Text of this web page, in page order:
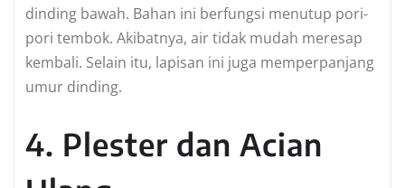
dinding bawah. Bahan ini berfungsi menutup pori-
pori tembok. Akibatnya, air tidak mudah meresap
kembali. Selain itu, lapisan ini juga memperpanjang
umur dinding.
4. Plester dan Acian